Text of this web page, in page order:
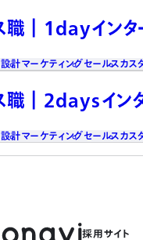
職┃1dayインタ
設計マーケティングセールスカス
職┃2daysイン
設計マーケティングセールスカス